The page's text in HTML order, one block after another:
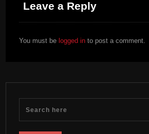
Leave a Reply
You must be logged into post a comment.